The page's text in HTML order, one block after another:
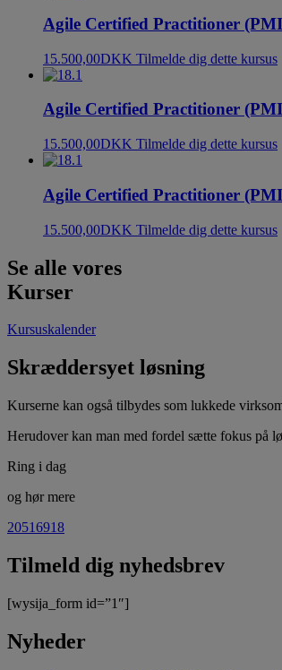
Agile Certified Practitioner
15.500,00DKK Tilmelde dig dette kursus
Agile Certified Practitioner
15.500,00DKK Tilmelde dig dette kursus
Agile Certified Practitioner
15.500,00DKK Tilmelde dig dette kursus
Se alle vores
Kurser
Kursuskalender
Skræddersyet løsning
Kurserne kan også tilbydes som lukkede
Herudover kan man med fordel sætte fokus på
Ring i dag
og hør mere
20516918
Tilmeld dig nyhedsbrev
[wysija_form id=”1″]
Nyheder